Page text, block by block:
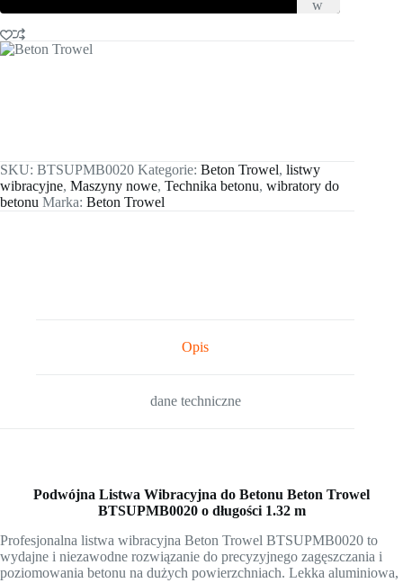
SKU: BTSUPMB0020 Kategorie: Beton Trowel, listwy
wibracyjne, Maszyny nowe, Technika betonu, wibratory do
betonu Marka: Beton Trowel
Opis
dane techniczne
Podwójna Listwa Wibracyjna do Betonu Beton Trowel
BTSUPMB0020 o długości 1.32 m
Profesjonalna listwa wibracyjna Beton Trowel BTSUPMB0020 to
wydajne i niezawodne rozwiązanie do precyzyjnego zagęszczania i
poziomowania betonu na dużych powierzchniach. Lekka aluminiowa,